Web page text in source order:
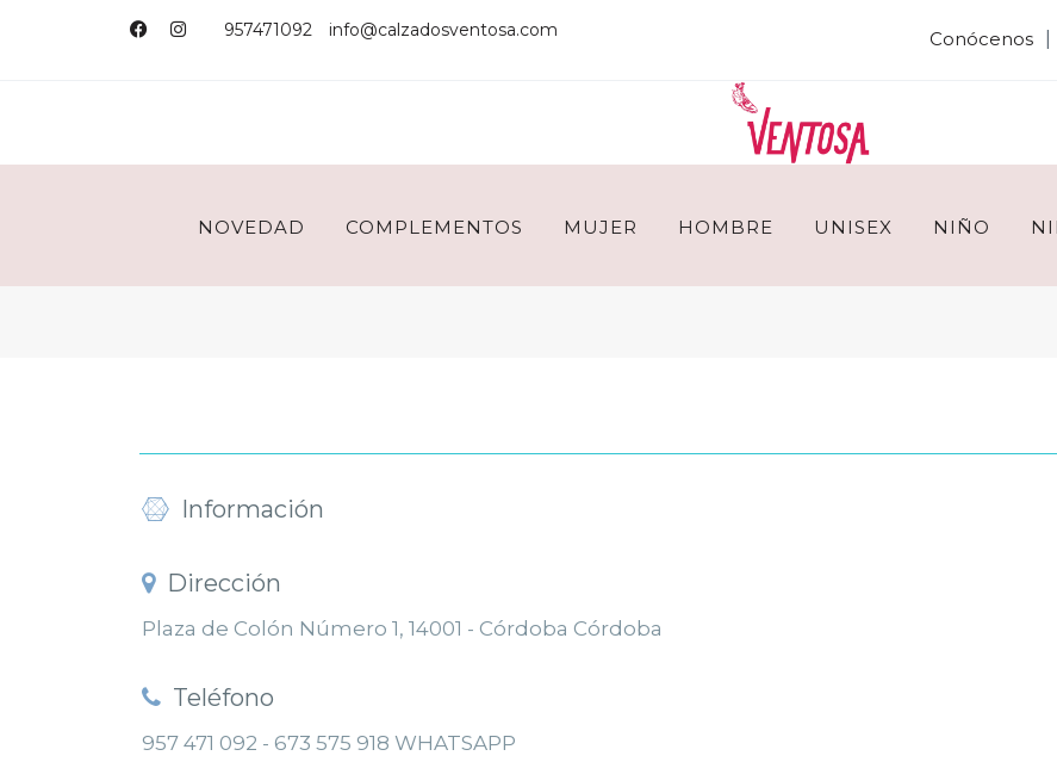
957471092 info@calzadosventosa.com Conócenos
NOVEDAD COMPLEMENTOS MUJER HOMBRE UNISEX NIÑO
Información
Dirección
Plaza de Colón Número 1, 14001 - Córdoba Córdoba
Teléfono
957 471 092 - 673 575 918 WHATSAPP